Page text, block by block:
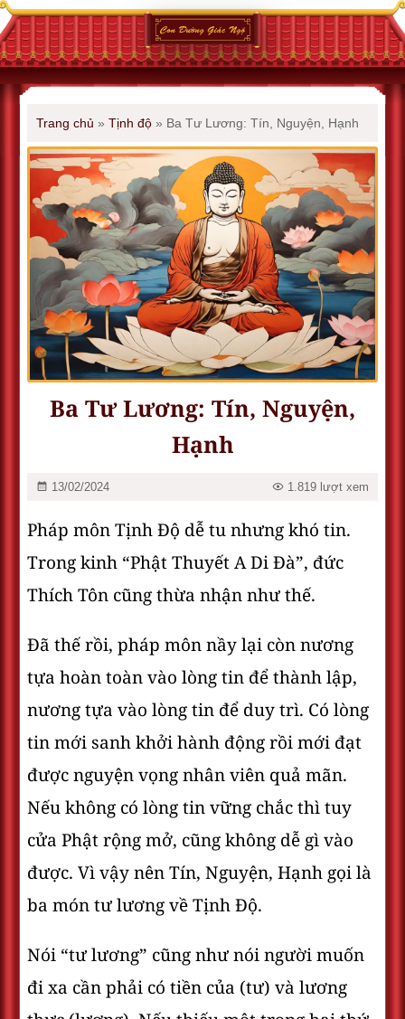
Trang chủ » Tịnh độ » Ba Tư Lương: Tín, Nguyện, Hạnh
Ba Tư Lương: Tín, Nguyện,
Hạnh
13/02/2024 1.819 lượt xem
Pháp môn Tịnh Ðộ dễ tu nhưng khó tin.
Trong kinh “Phật Thuyết A Di Đà”, đức
Thích Tôn cũng thừa nhận như thế.
Đã thế rồi, pháp môn nầy lại còn nương
tựa hoàn toàn vào lòng tin để thành lập,
nương tựa vào lòng tin để duy trì. Có lòng
tin mới sanh khởi hành động rồi mới đạt
được nguyện vọng nhân viên quả mãn.
Nếu không có lòng tin vững chắc thì tuy
cửa Phật rộng mở, cũng không dễ gì vào
được. Vì vậy nên Tín, Nguyện, Hạnh gọi là
ba món tư lương về Tịnh Ðộ.
Nói “tư lương” cũng như nói người muốn
đi xa cần phải có tiền của (tư) và lương